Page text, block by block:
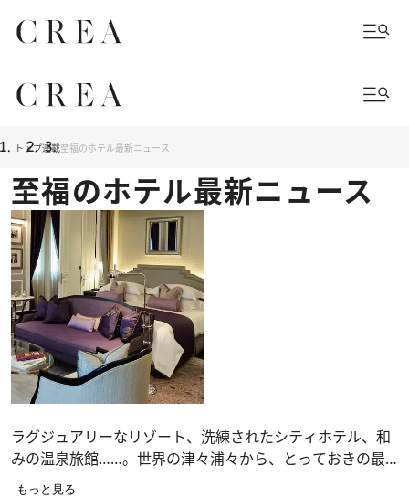
トップ連載至福のホテル最新ニュース
至福のホテル最新ニュース
ラグジュアリーなリゾート、洗練されたシティホテル、和
みの温泉旅館……。世界の津々浦々から、とっておきの最
新情報をお届けします！
もっと見る